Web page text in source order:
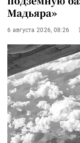
Мадьяра»
6 августа 2026, 08:26